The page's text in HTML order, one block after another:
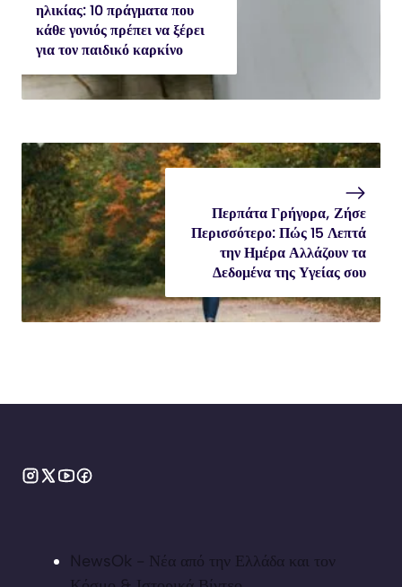
ηλικίας: 10 πράγματα που
κάθε γονιός πρέπει να ξέρει
για τον παιδικό καρκίνο
Περπάτα Γρήγορα, Ζήσε
Περισσότερο: Πώς 15 Λεπτά
την Ημέρα Αλλάζουν τα
Δεδομένα της Υγείας σου
NewsOk - Νέα από την Ελλάδα και τον